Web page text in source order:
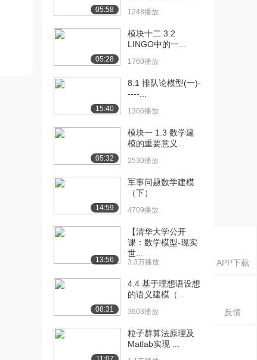
APP下载
反馈
[14] 模块二 第2讲 数据结
[15] 模块二 第2讲 数据结
05:44
[16] 模块二 第3讲 数据结
05:16
[17] 模块二 第3讲 数据结
05:19
[18] 模块二 第4讲 数据的
逻辑结构和存...
05:41
逻辑结构和存...
其时间复杂度...
05:58 1248播放
05:28
模块十二 3.2
LINGO中的一...
1760播放
15:40
8.1 排队论模型(一)-
----...
1306播放
05:32
模块一 1.3 数学建
模的重要意义...
2530播放
14:59
军事问题数学建模
（下）
4709播放
13:56
【清华大学公开
课：数学模型-现实
世...
3.3万播放
08:31
4.4 基于理想语设想
的语义建模（...
3603播放
粒子群算法原理及
Matlab实现 ...